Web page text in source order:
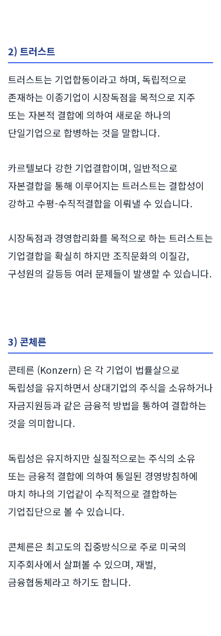
2) 트러스트
트러스트는 기업합동이라고 하며, 독립적으로
존재하는 이종기업이 시장독점을 목적으로 지주
또는 자본적 결합에 의하여 새로운 하나의
단일기업으로 합병하는 것을 말합니다.
카르텔보다 강한 기업결합이며, 일반적으로
자본결합을 통해 이루어지는 트러스트는 결합성이
강하고 수평-수직적결합을 이뤄낼 수 있습니다.
시장독점과 경영합리화를 목적으로 하는 트러스트는
기업결합을 확실히 하지만 조직문화의 이질감,
구성원의 갈등등 여러 문제들이 발생할 수 있습니다.
3) 콘체른
콘테른 (Konzern) 은 각 기업이 법률살으로
독립성을 유지하면서 상대기업의 주식을 소유하거나
자금지원등과 같은 금융적 방법을 통하여 결합하는
것을 의미합니다.
독립성은 유지하지만 실질적으로는 주식의 소유
또는 금융적 결합에 의하여 통일된 경영방침하에
마치 하나의 기업같이 수직적으로 결합하는
기업집단으로 볼 수 있습니다.
콘체른은 최고도의 집중방식으로 주로 미국의
지주회사에서 살펴볼 수 있으며, 재벌,
금융협동체라고 하기도 합니다.